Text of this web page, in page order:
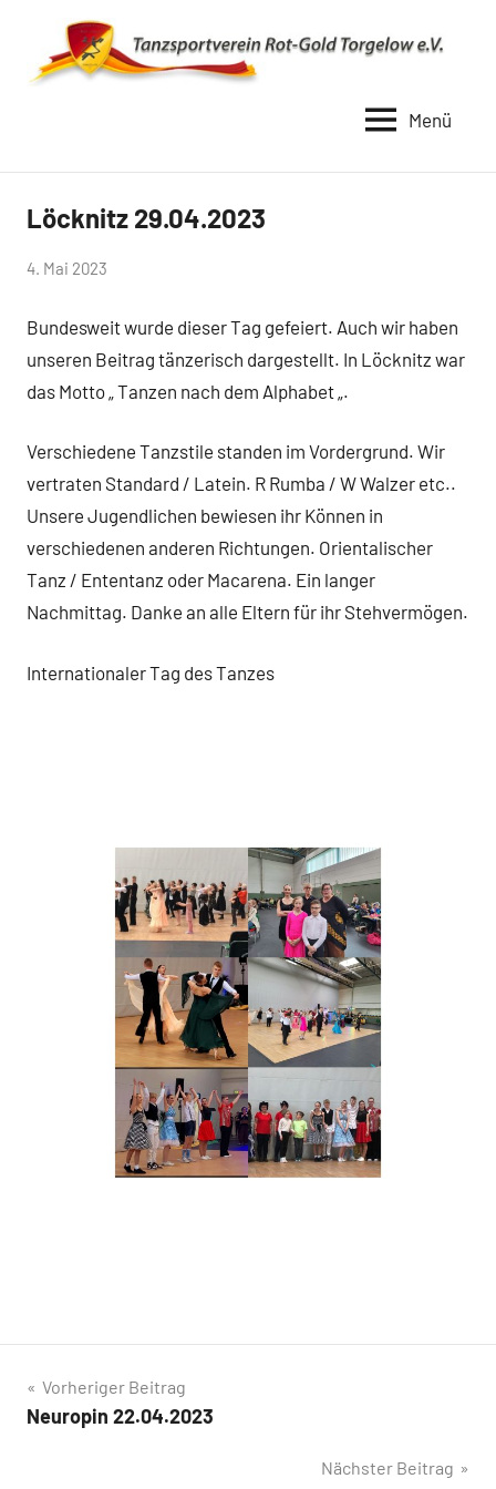
springen
Rot
Gold
1990
Menü
Uncategorized
Löcknitz 29.04.2023
von
Schwarz-
Stollhoff
4. Mai 2023
Bundesweit wurde dieser Tag gefeiert. Auch wir haben
unseren Beitrag tänzerisch dargestellt. In Löcknitz war
das Motto „ Tanzen nach dem Alphabet „.
Verschiedene Tanzstile standen im Vordergrund. Wir
vertraten Standard / Latein. R Rumba / W Walzer etc..
Unsere Jugendlichen bewiesen ihr Können in
verschiedenen anderen Richtungen. Orientalischer
Tanz / Ententanz oder Macarena. Ein langer
Nachmittag. Danke an alle Eltern für ihr Stehvermögen.
Internationaler Tag des Tanzes
Beitragsnavigation
Vorheriger Beitrag
Neuropin 22.04.2023
Nächster Beitrag